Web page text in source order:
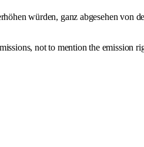
würden, ganz abgesehen von
not to mention the emission